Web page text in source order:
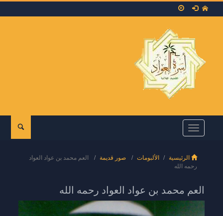
Toggle
navigation
الرئيسية الألبومات صور قديمة
العم محمد بن عواد العواد
رحمه الله
العم محمد بن عواد العواد رحمه الله